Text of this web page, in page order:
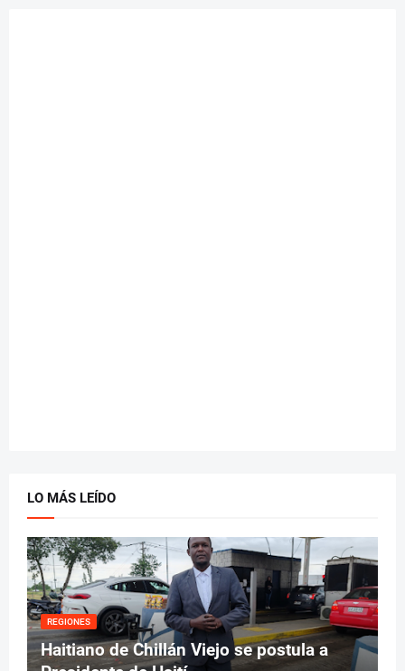
LO MÁS LEÍDO
REGIONES
Haitiano de Chillán Viejo se postula a